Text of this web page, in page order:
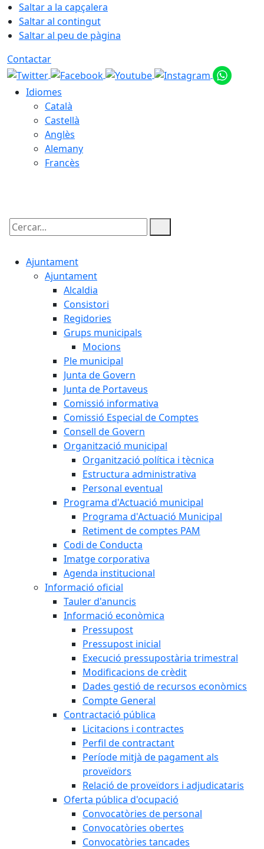
Saltar a la capçalera
Saltar al contingut
Saltar al peu de pàgina
Contactar
Idiomes
Català
Castellà
Anglès
Alemany
Francès
Cercar:
Ajuntament
Ajuntament
Alcaldia
Consistori
Regidories
Grups municipals
Mocions
Ple municipal
Junta de Govern
Junta de Portaveus
Comissió informativa
Comissió Especial de Comptes
Consell de Govern
Organització municipal
Organització política i tècnica
Estructura administrativa
Personal eventual
Programa d'Actuació municipal
Programa d'Actuació Municipal
Retiment de comptes PAM
Codi de Conducta
Imatge corporativa
Agenda institucional
Informació oficial
Tauler d'anuncis
Informació econòmica
Pressupost
Pressupost inicial
Execució pressupostària trimestral
Modificacions de crèdit
Dades gestió de recursos econòmics
Compte General
Contractació pública
Licitacions i contractes
Perfil de contractant
Període mitjà de pagament als
proveïdors
Relació de proveïdors i adjudicataris
Oferta pública d'ocupació
Convocatòries de personal
Convocatòries obertes
Convocatòries tancades